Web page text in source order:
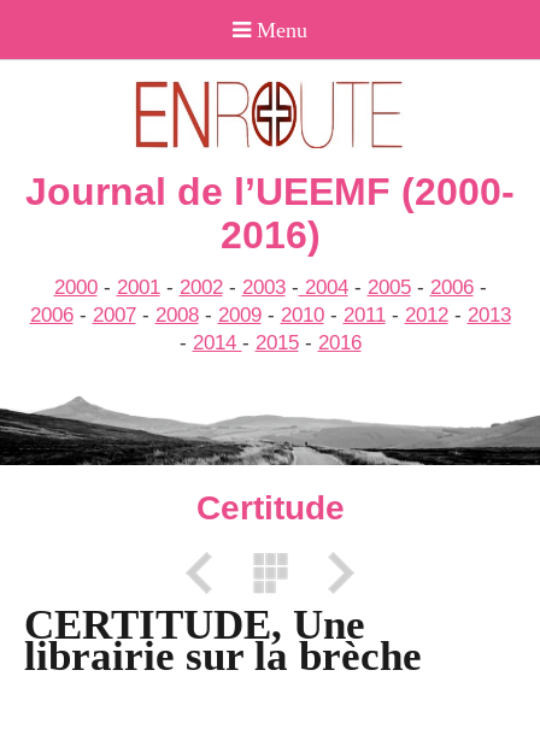
Journal de l’UEEMF (2000-
2016)
2000- 2001- 2002- 2003- 2004- 2005- 2006-
2006- 2007- 2008- 2009- 2010- 2011- 2012- 2013
- 2014 - 2015- 2016
Certitude
CERTITUDE, Une
librairie sur la brèche